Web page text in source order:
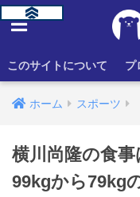
このサイトについて プ
ホーム スポーツ
横川尚隆の食
99kgから79kg